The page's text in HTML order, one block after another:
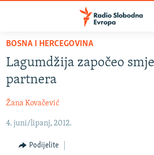
Pređite
glavni
sadržaj
Pređite
na
navigaciju
Pređite
BOSNA I HERCEGOVINA
SRBIJA
KOSOVO
CRNA GORA
VIZUELNO
BOSNA I HERCEGOVINA
Lagumdžija započeo
partnera
Žana Kovačević
4. juni/lipanj, 2012.
Podijelite